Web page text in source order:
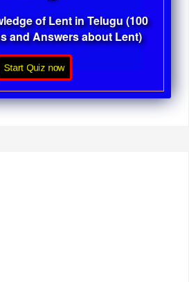
of Lent in Telugu (100
and Answers about Lent)
Start Quiz now